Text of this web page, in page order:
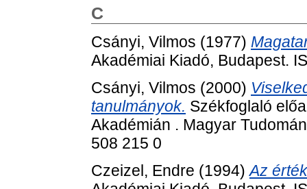
C
Csányi, Vilmos (1977)
Akadémiai Kiadó, Budapest.
Csányi, Vilmos (2000)
tanulmányok. Székfoglaló
Akadémián . Magyar
508 215 0
Czeizel, Endre (1994)Az